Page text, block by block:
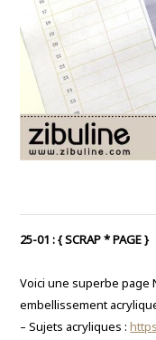
25-01 :{ SCRAP * PAGE }
Voici une superbe page
embellissement
– Sujets acryliques :